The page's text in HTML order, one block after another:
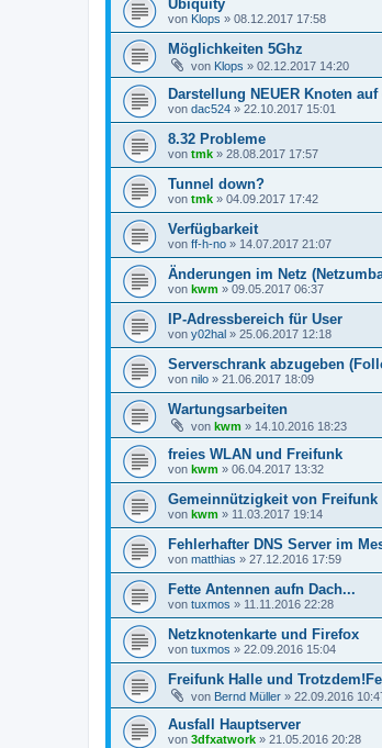
Ubiquity
von Klops » 08.12.2017 17:58
Möglichkeiten 5Ghz
von Klops » 02.12.2017 14:20
Darstellung NEUER Knoten auf
von dac524 » 22.10.2017 15:01
8.32 Probleme
von tmk » 28.08.2017 17:57
Tunnel down?
von tmk » 04.09.2017 17:42
Verfügbarkeit
von ff-h-no » 14.07.2017 21:07
Änderungen im Netz
von kwm » 09.05.2017 06:37
IP-Adressbereich für User
von y02hal » 25.06.2017 12:18
Serverschrank abzugeben
von nilo » 21.06.2017 18:09
Wartungsarbeiten
von kwm » 14.10.2016 18:23
freies WLAN und Freifunk
von kwm » 06.04.2017 13:32
Gemeinnützigkeit von Freifunk
von kwm » 11.03.2017 19:14
Fehlerhafter DNS Server im
von matthias » 27.12.2016 17:59
Fette Antennen aufn Dach...
von tuxmos » 11.11.2016 22:28
Netzknotenkarte und Firefox
von tuxmos » 22.09.2016 15:04
Freifunk Halle und
von Bernd Müller » 22.09.2016
Ausfall Hauptserver
von 3dfxatwork » 21.05.2016 20:28